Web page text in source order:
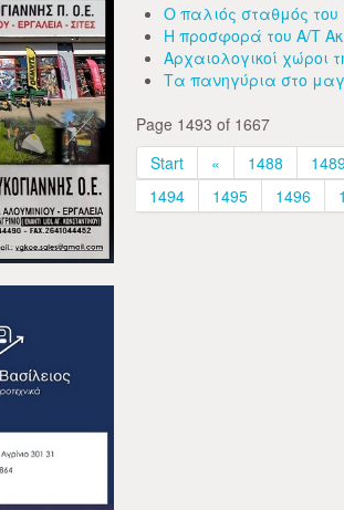
Ο παλιός σταθμός
Η προσφορά του Α/Τ
Αρχαιολογικοί χώροι
Τα πανηγύρια στο
Page 1493 of 1667
Start
« 1488
1494
1495 1496